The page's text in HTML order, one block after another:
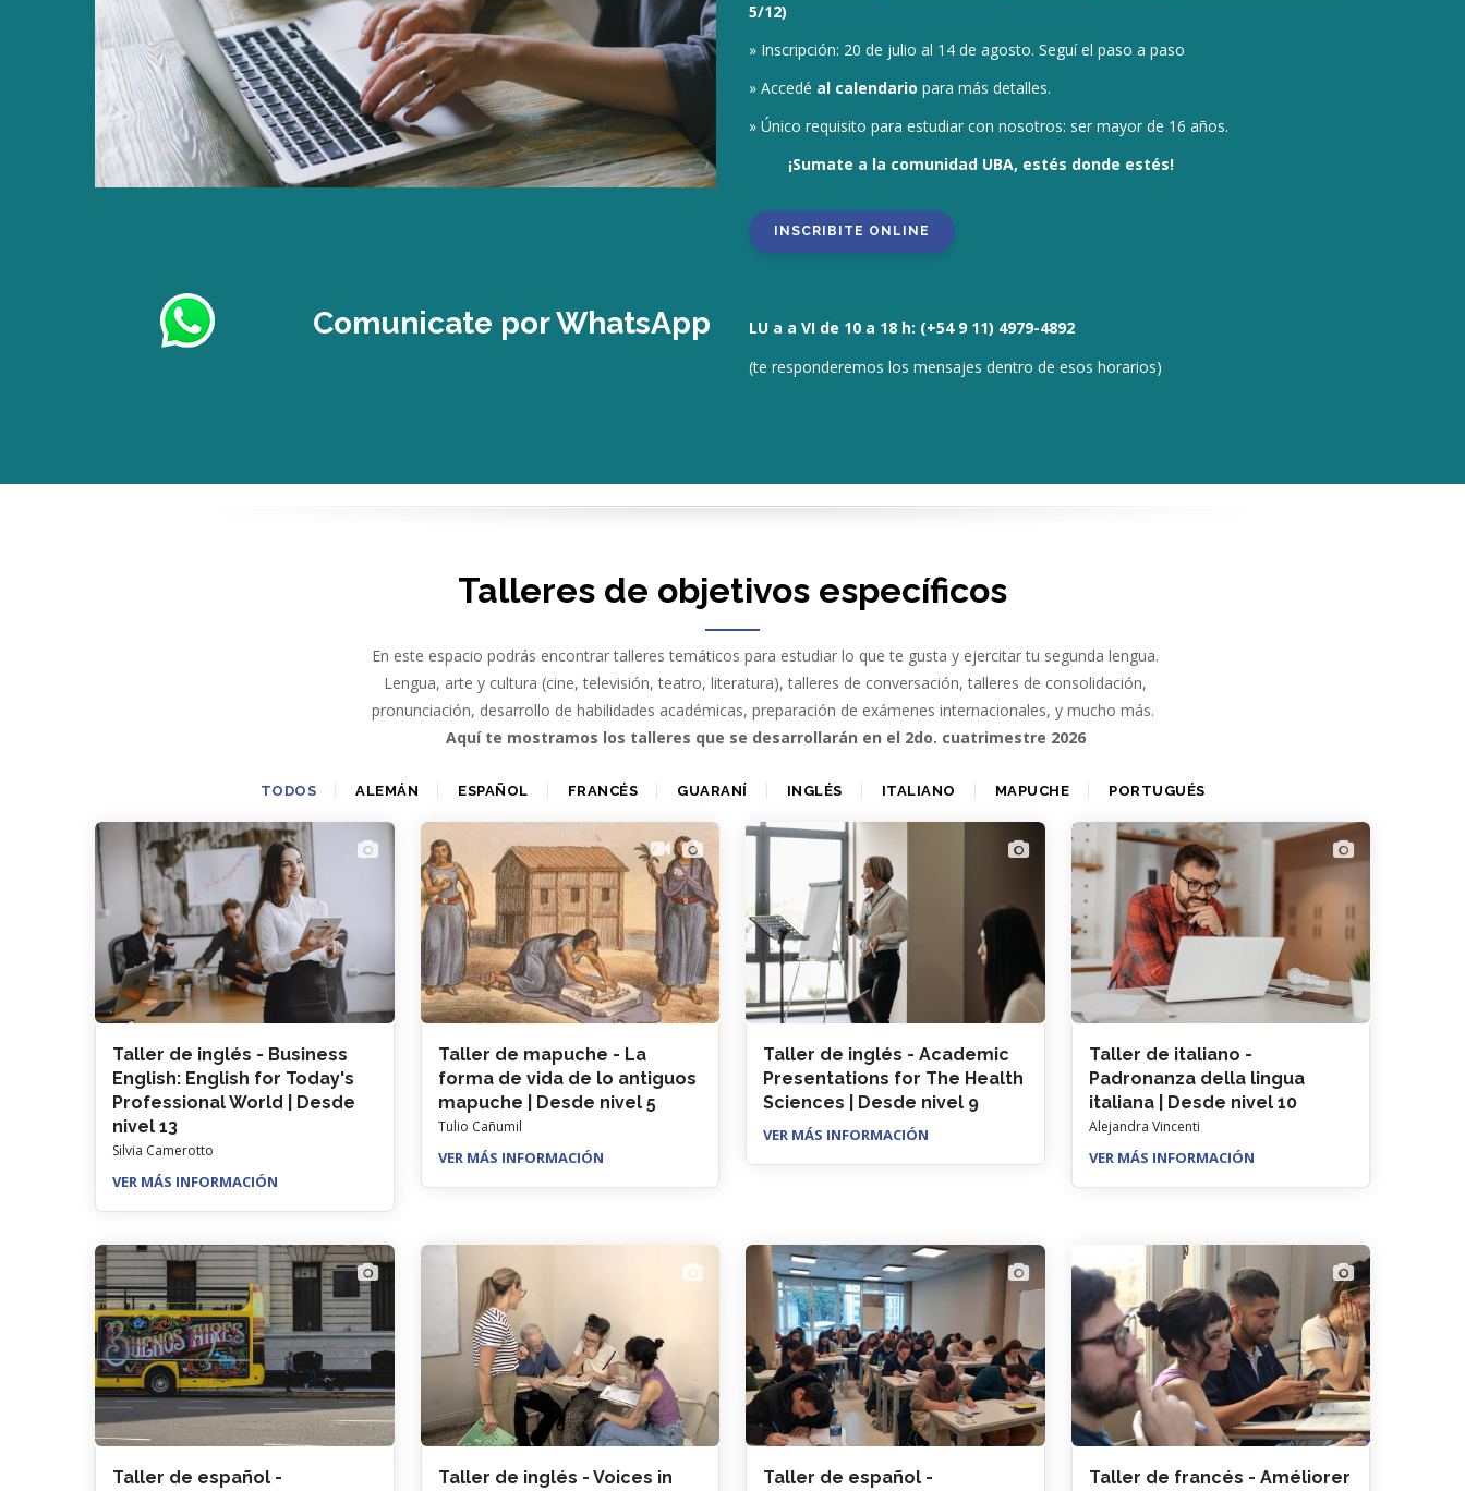
5/12)
» Inscripción: 20 de julio al 14 de agosto. Seguí el paso a paso
» Accedé al calendario para más detalles.
» Único requisito para estudiar con nosotros: ser mayor de 16 años.
¡Sumate a la comunidad UBA, estés donde estés!
INSCRIBITE ONLINE
Comunicate por WhatsApp
LU a a VI de 10 a 18 h: (+54 9 11) 4979-4892
(te responderemos los mensajes dentro de esos horarios)
Talleres de objetivos específicos
En este espacio podrás encontrar talleres temáticos para estudiar lo que te gusta y ejercitar tu segunda lengua.
Lengua, arte y cultura (cine, televisión, teatro, literatura), talleres de conversación, talleres de consolidación,
pronunciación, desarrollo de habilidades académicas, preparación de exámenes internacionales, y mucho más.
Aquí te mostramos los talleres que se desarrollarán en el 2do. cuatrimestre 2026
TODOS ALEMÁN ESPAÑOL FRANCÉS GUARANÍ INGLÉS ITALIANO MAPUCHE PORTUGUÉS
Taller de inglés - Business
English: English for Today's
Professional World | Desde
nivel 13
Silvia Camerotto
VER MÁS INFORMACIÓN
Taller de mapuche - La
forma de vida de lo antiguos
mapuche | Desde nivel 5
Tulio Cañumil
VER MÁS INFORMACIÓN
Taller de inglés - Academic
Presentations for The Health
Sciences | Desde nivel 9
VER MÁS INFORMACIÓN
Taller de italiano -
Padronanza della lingua
italiana | Desde nivel 10
Alejandra Vincenti
VER MÁS INFORMACIÓN
Taller de español -
Taller de inglés - Voices in
Taller de español -
Taller de francés - Améliorer